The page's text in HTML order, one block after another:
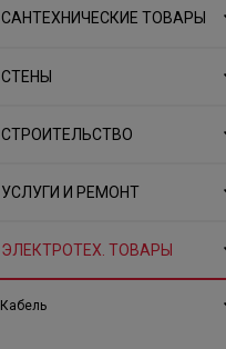
САНТЕХНИЧЕСКИЕ ТОВАРЫ
СТЕНЫ
СТРОИТЕЛЬСТВО
УСЛУГИ И РЕМОНТ
ЭЛЕКТРОТЕХ. ТОВАРЫ
Кабель